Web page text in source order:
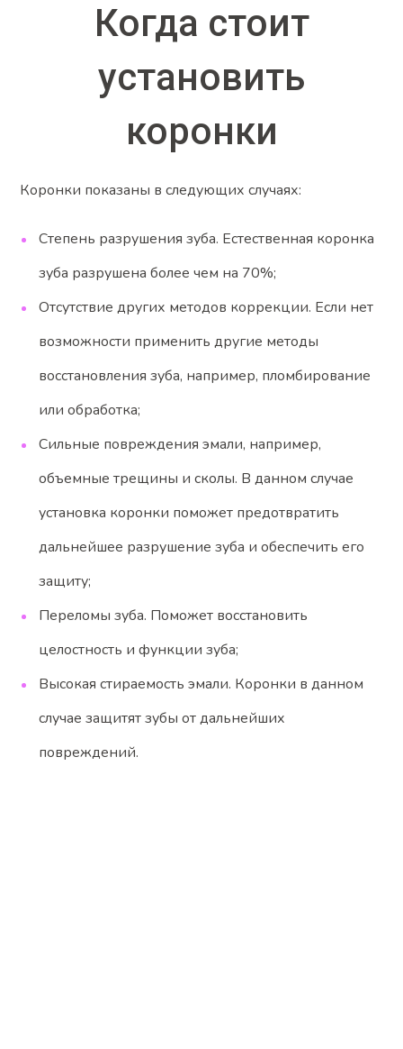
Когда стоит
установить
коронки
Коронки показаны в следующих случаях:
Степень разрушения зуба. Естественная коронка
зуба разрушена более чем на 70%;
Отсутствие других методов коррекции. Если нет
возможности применить другие методы
восстановления зуба, например, пломбирование
или обработка;
Сильные повреждения эмали, например,
объемные трещины и сколы. В данном случае
установка коронки поможет предотвратить
дальнейшее разрушение зуба и обеспечить его
защиту;
Переломы зуба. Поможет восстановить
целостность и функции зуба;
Высокая стираемость эмали. Коронки в данном
случае защитят зубы от дальнейших
повреждений.